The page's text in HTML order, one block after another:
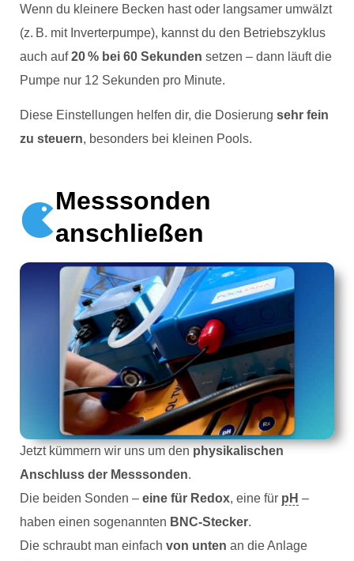
Wenn du kleinere Becken hast oder langsamer umwälzt
(z. B. mit Inverterpumpe), kannst du den Betriebszyklus
auch auf20 % bei 60 Sekunden setzen – dann läuft die
Pumpe nur 12 Sekunden pro Minute.
Diese Einstellungen helfen dir, die Dosierung sehr fein
zu steuern, besonders bei kleinen Pools.
Messsonden
anschließen
Jetzt kümmern wir uns um denphysikalischen
Anschluss der Messsonden.
Die beiden Sonden – eine für Redox, eine für pH –
haben einen sogenannten BNC-Stecker.
Die schraubt man einfach von unten an die Anlage